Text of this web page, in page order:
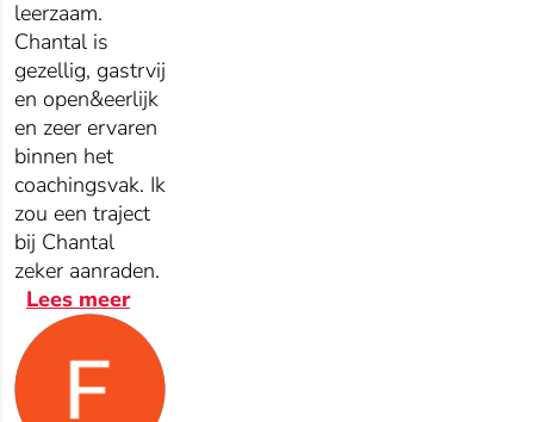
leerzaam.
Chantal is
gezellig, gastrvij
en open&eerlijk
en zeer ervaren
binnen het
coachingsvak. Ik
zou een traject
bij Chantal
zeker aanraden.
Lees meer